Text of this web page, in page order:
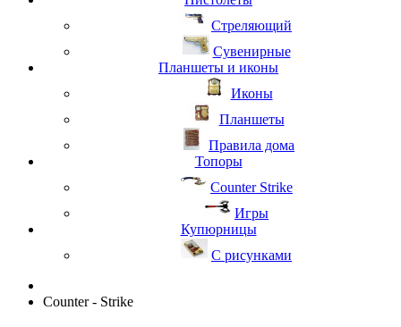
Стреляющий
Сувенирные
Планшеты и иконы
Иконы
Планшеты
Правила дома
Топоры
Counter Strike
Игры
Купюрницы
С рисунками
Counter - Strike